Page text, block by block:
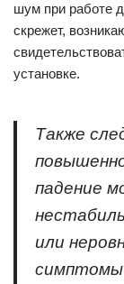
шум при работе
скрежет,
установке.
Также
падение
или
симптомы